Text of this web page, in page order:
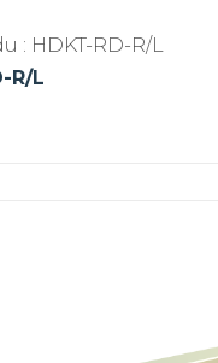
: HDKT-RD-R/L
R/L